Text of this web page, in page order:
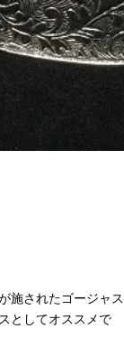
施されたゴージャス
としてオススメで